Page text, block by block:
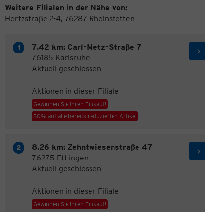
Weitere Filialen in der Nähe von:
Hertzstraße 2-4, 76287 Rheinstetten
7.42 km: Carl-Metz-Straße 7
76185 Karlsruhe
Aktuell geschlossen
Aktionen in dieser Filiale
Gewinnen Sie Ihren Einkauf!
50% auf alle bereits reduzierten Artikel
8.26 km: Zehntwiesenstraße 47
76275 Ettlingen
Aktuell geschlossen
Aktionen in dieser Filiale
Gewinnen Sie Ihren Einkauf!